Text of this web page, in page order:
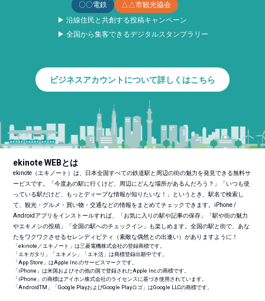
〇〇電鉄
△△市観光協会
▶ 沿線住民と共創する投稿キャンペーン
▶ 全国から集客できるデジタルスタンプラリー
ビジネスアカウントについて詳しくはこちら
ekinote WEBとは
ekinote（エキノート）は、日本全国すべての鉄道駅と周辺の街の魅力を発見できる無料サ
ービスです。「今度あの駅に行くけど、周辺にどんな場所があるんだろう？」「いつも使
っている駅だけど、もっとディープな情報が知りたいな！」というとき、駅名で検索し
て、観光・グルメ・買い物・交通などの情報をまとめてチェックできます。iPhone /
Androidアプリをインストールすれば、「お気に入りの駅や記事の保存」「駅や街の魅力
やエキメシの投稿」「全国の駅へのチェックイン」も楽しめます。全国の駅と街で、あな
たをワクワクさせるセレンディピティ（素敵な偶然との出逢い）がありますように！
「ekinote／エキノート」は三菱電機株式会社の登録商標です。
「エキガタリ」「エキメシ」「エキ活」は商標登録出願中です。
「App Store」はApple Inc.のサービスマークです。
「iPhone」は米国およびその他の国で登録されたApple Inc.の商標です。
「iPhone」の商標はアイホン株式会社のライセンスに基づき使用されています。
「AndroidTM 」「Google PlayおよびGoogle Playロゴ」はGoogle LLCの商標です。